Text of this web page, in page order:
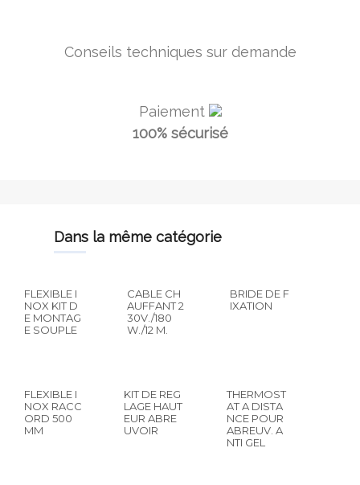
Conseils techniques sur demande
Paiement
100% sécurisé
dans la même catégorie
FLEXIBLE I
NOX KIT D
E MONTAG
E SOUPLE
CABLE CH
AUFFANT 2
30V./180
W./12 M.
BRIDE DE F
IXATION
FLEXIBLE I
NOX RACC
ORD 500
MM
KIT DE REG
LAGE HAUT
EUR ABRE
UVOIR
THERMOST
AT A DISTA
NCE POUR
ABREUV. A
NTI GEL